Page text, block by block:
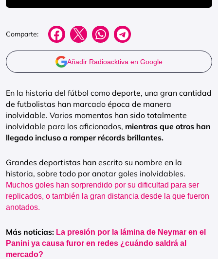
Comparte:
Añadir Radioacktiva en Google
En la historia del fútbol como deporte, una gran cantidad
de futbolistas han marcado época de manera
inolvidable. Varios momentos han sido totalmente
inolvidable para los aficionados, mientras que otros han
llegado incluso a romper récords brillantes.
Grandes deportistas han escrito su nombre en la
historia, sobre todo por anotar goles inolvidables.
Muchos goles han sorprendido por su dificultad para ser
replicados, o también la gran distancia desde la que fueron
anotados.
Más noticias: La presión por la lámina de Neymar en el
Panini ya causa furor en redes ¿cuándo saldrá al
mercado?